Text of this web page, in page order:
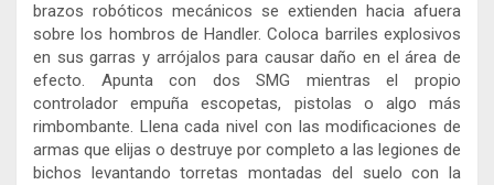
brazos robóticos mecánicos se extienden hacia afuera
sobre los hombros de Handler. Coloca barriles explosivos
en sus garras y arrójalos para causar daño en el área de
efecto. Apunta con dos SMG mientras el propio
controlador empuña escopetas, pistolas o algo más
rimbombante. Llena cada nivel con las modificaciones de
armas que elijas o destruye por completo a las legiones de
bichos levantando torretas montadas del suelo con la